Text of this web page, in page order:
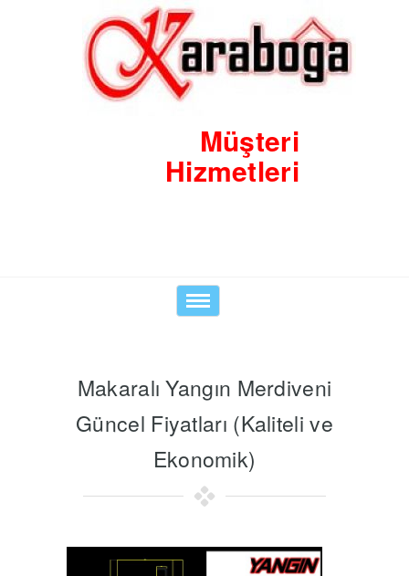
Müşteri
Hizmetleri
Toggle
navigation
Makaralı Yangın Merdiveni
Güncel Fiyatları (Kaliteli ve
Ekonomik)